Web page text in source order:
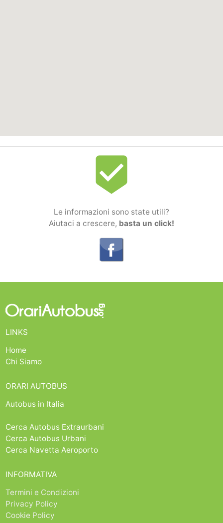
beenhere
Le informazioni sono state utili?
Aiutaci a crescere, basta un click!
LINKS
Home
Chi Siamo
ORARI AUTOBUS
Autobus in Italia
Cerca Autobus Extraurbani
Cerca Autobus Urbani
Cerca Navetta Aeroporto
INFORMATIVA
Termini e Condizioni
Privacy Policy
Cookie Policy